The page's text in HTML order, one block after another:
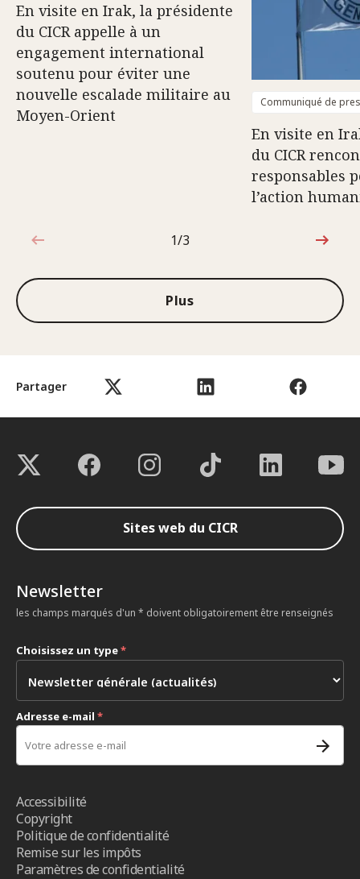
Partager
En visite en Irak, la présidente
du CICR appelle à un
engagement international
soutenu pour éviter une
nouvelle escalade militaire au
Moyen-Orient
Communiqué de
En visite en
du CICR
responsables
l’action
1sur3
1/3
Plus
Sites web du CICR
Newsletter
les champs marqués d'un * doivent obligatoirement être renseignés
Choisissez un type*
Adresse e-mail *
Accessibilité
Copyright
Politique de confidentialité
Remise sur les impôts
Paramètres de confidentialité